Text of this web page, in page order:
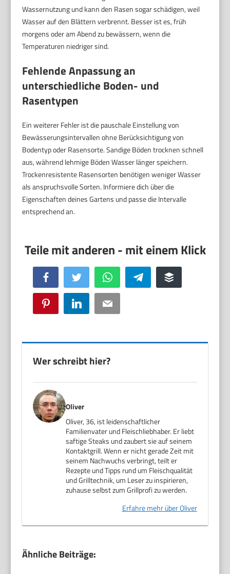
Wassernutzung und kann den Rasen sogar schädigen, weil
Wasser auf den Blättern verbrennt. Besser ist es, früh
morgens oder am Abend zu bewässern, wenn die
Temperaturen niedriger sind.
Fehlende Anpassung an
unterschiedliche Boden- und
Rasentypen
Ein weiterer Fehler ist die pauschale Einstellung von
Bewässerungsintervallen ohne Berücksichtigung von
Bodentyp oder Rasensorte. Sandige Böden trocknen schnell
aus, während lehmige Böden Wasser länger speichern.
Trockenresistente Rasensorten benötigen weniger Wasser
als anspruchsvolle Sorten. Informiere dich über die
Eigenschaften deines Gartens und passe die Intervalle
entsprechend an.
Facebook Twitter WhatsApp Telegram Buffer
Pinterest LinkedIn Email
Wer schreibt hier?
Oliver
Oliver, 36, ist leidenschaftlicher
Familienvater und Fleischliebhaber. Er liebt
saftige Steaks und zaubert sie auf seinem
Kontaktgrill. Wenn er nicht gerade Zeit mit
seinem Nachwuchs verbringt, teilt er
Rezepte und Tipps rund um Fleischqualität
und Grilltechnik, um Leser zu inspirieren,
zuhause selbst zum Grillprofi zu werden.
Erfahre mehr über Oliver
Ähnliche Beiträge: